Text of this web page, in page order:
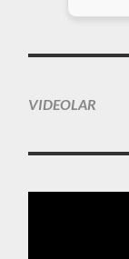
VIDEOLAR